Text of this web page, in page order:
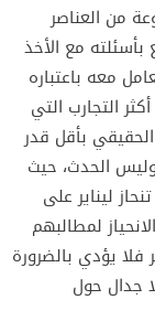
من العناصر
مع الأخذ
معه باعتباره
التجارب التي
بأقل قدر
وليس الحدث، حيث
ليناير على
لمطالبهم
فلا يؤدي بالضرورة
جدال حول